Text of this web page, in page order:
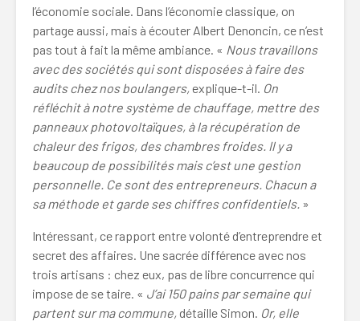
l’économie sociale. Dans l’économie classique, on
partage aussi, mais à écouter Albert Denoncin, ce n’est
pas tout à fait la même ambiance. « Nous travaillons
avec des sociétés qui sont disposées à faire des
audits chez nos boulangers,explique-t-il. On
réfléchit à notre système de chauffage, mettre des
panneaux photovoltaïques, à la récupération de
chaleur des frigos, des chambres froides. Il y a
beaucoup de possibilités mais c’est une gestion
personnelle. Ce sont des entrepreneurs. Chacun a
sa méthode et garde ses chiffres confidentiels. »
Intéressant, ce rapport entre volonté d’entreprendre et
secret des affaires. Une sacrée différence avec nos
trois artisans : chez eux, pas de libre concurrence qui
impose de se taire. « J’ai 150 pains par semaine qui
partent sur ma commune, détaille Simon. Or, elle